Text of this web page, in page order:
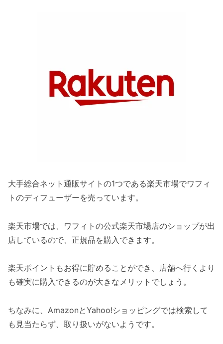
大手総合ネット通販サイトの1つである楽天市場でワフィ
トのディフューザーを売っています。
楽天市場では、ワフィトの公式楽天市場店のショップが出
店しているので、正規品を購入できます。
楽天ポイントもお得に貯めることができ、店舗へ行くより
も確実に購入できるのが大きなメリットでしょう。
ちなみに、AmazonとYahoo!ショッピングでは検索して
も見当たらず、取り扱いがないようです。